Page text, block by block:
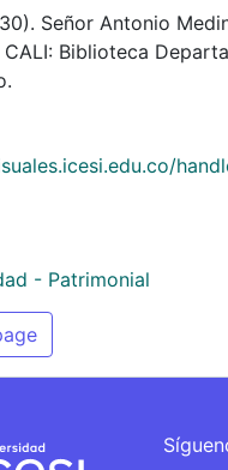
Señor Antonio
CALI: Biblioteca
- Patrimonial